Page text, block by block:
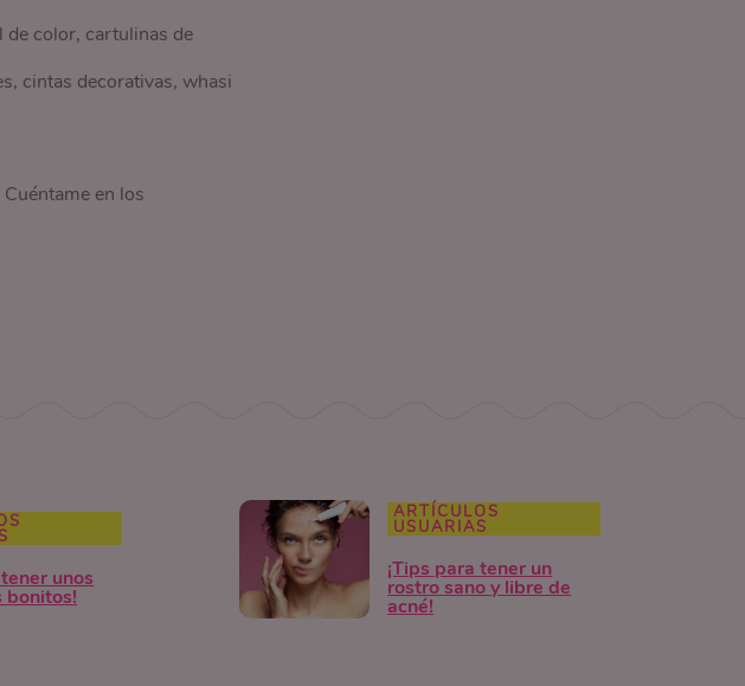
de color, cartulinas de
cintas decorativas, whasi
en los
unos
bonitos!
ARTÍCULOS
USUARIAS
¡Tips para tener un
rostro sano y libre de
acné!